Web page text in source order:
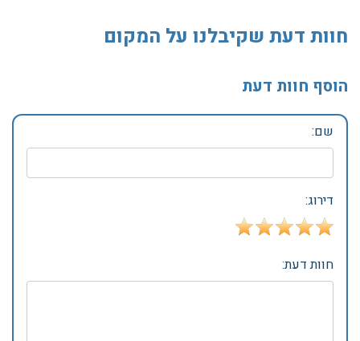
חוות דעת שקיבלנו על המקום
הוסף חוות דעת
שם:
דירוג:
חוות דעת: